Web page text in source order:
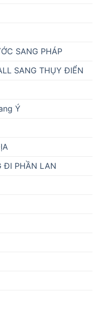
SANG PHÁP
SANG THỤY ĐIỂN
Ý
ĐI PHẦN LAN